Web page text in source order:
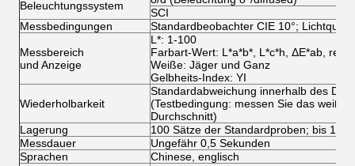
Beleuchtungssystem
SCI
Messbedingungen
Standardbeobachter CIE 10°;
Messbereich
und Anzeige
L*: 1-100
Farbart-Wert: L*a*b*, L*c*h, ΔE*ab,
Weiße: Jäger und Ganz
Gelbheits-Index: YI
Wiederholbarkeit
Standardabweichung innerhalb des
(Testbedingung: messen Sie das weiße
Durchschnitt)
Lagerung
100 Sätze der Standardproben; bis 100
Messdauer
Ungefähr 0,5 Sekunden
Sprachen
Chinese, englisch